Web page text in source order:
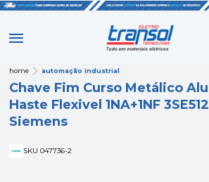
home automação industrial
Chave Fim Curso Metálico
Haste Flexivel 1NA+1NF
Siemens
SKU 047736-2